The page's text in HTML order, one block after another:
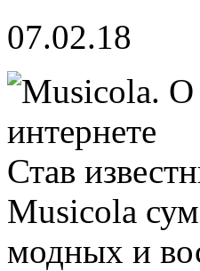
07.02.18
Став
Musicola
модных и